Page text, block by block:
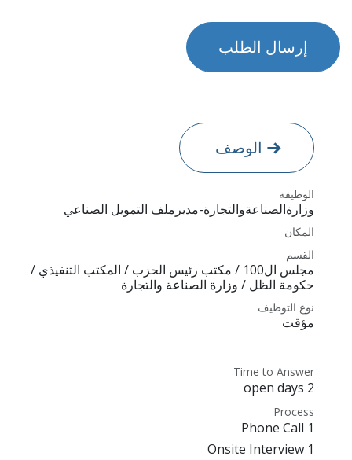
إرسال الطلب
الوصف
الوظيفة
وزارةالصناعةوالتجارة-مديرملف التمويل الصناعي
المكان
القسم
مجلس ال100 / مكتب رئيس الحزب / المكتب التنفيذي /
حكومة الظل / وزارة الصناعة والتجارة
نوع التوظيف
مؤقت
Time to Answer
2 open days
Process
1 Phone Call
1 Onsite Interview